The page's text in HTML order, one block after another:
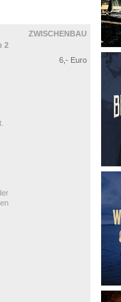
2
ZWISCHENBAU
6,- Euro